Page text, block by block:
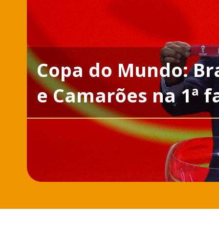
Copa do Mundo:
e Camarões na 1ª